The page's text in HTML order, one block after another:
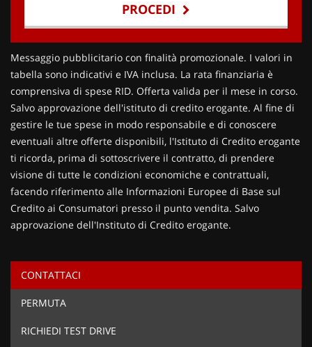
PROCEDI
Contattaci
Ho letto e accettol'informativa privacy*
Acconsento al trattamento dei miei dati per finalità di
Messaggio pubblicitario con finalità promozionale. I valori in
tabella sono indicativi e IVA inclusa. La rata finanziaria è
comprensiva di spese RID. Offerta valida per il mese in corso.
Salvo approvazione dell'istituto di credito erogante. Al fine di
gestire le tue spese in modo responsabile e di conoscere
eventuali altre offerte disponibili, l'Istituto di Credito erogante
ti ricorda, prima di sottoscrivere il contratto, di prendere
visione di tutte le condizioni economiche e contrattuali,
facendo riferimento alle Informazioni Europee di Base sul
Credito ai Consumatori presso il punto vendita. Salvo
approvazione dell'Instituto di Credito erogante.
CONTATTACI
PERMUTA
RICHIEDI TEST DRIVE